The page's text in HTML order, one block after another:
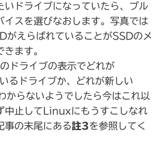
いドライブになっていたら、プル
イスを選びなおします。写真では
えらばれていることがSSDのメ
ます。
ドライブの表示でどれが
ドライブか、どれが新しい
からないようでしたら今はこれ以
中止してLinuxにもうすこしなれ
の末尾にある註3を参照してく